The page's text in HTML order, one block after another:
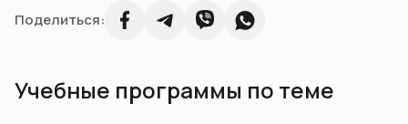
Поделиться:
Учебные программы по теме